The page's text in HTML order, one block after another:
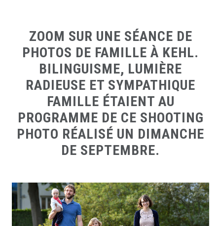
ZOOM SUR UNE SÉANCE DE
PHOTOS DE FAMILLE À KEHL.
BILINGUISME, LUMIÈRE
RADIEUSE ET SYMPATHIQUE
FAMILLE ÉTAIENT AU
PROGRAMME DE CE SHOOTING
PHOTO RÉALISÉ UN DIMANCHE
DE SEPTEMBRE.